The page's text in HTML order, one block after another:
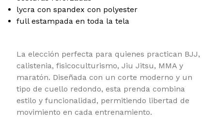
lycra con spandex con polyester
full estampada en toda la tela
La elección perfecta para quienes practican BJJ,
calistenia, fisicoculturismo, Jiu Jitsu, MMA y
maratón. Diseñada con un corte moderno y un
tipo de cuello redondo, esta prenda combina
estilo y funcionalidad, permitiendo libertad de
movimiento en cada entrenamiento.